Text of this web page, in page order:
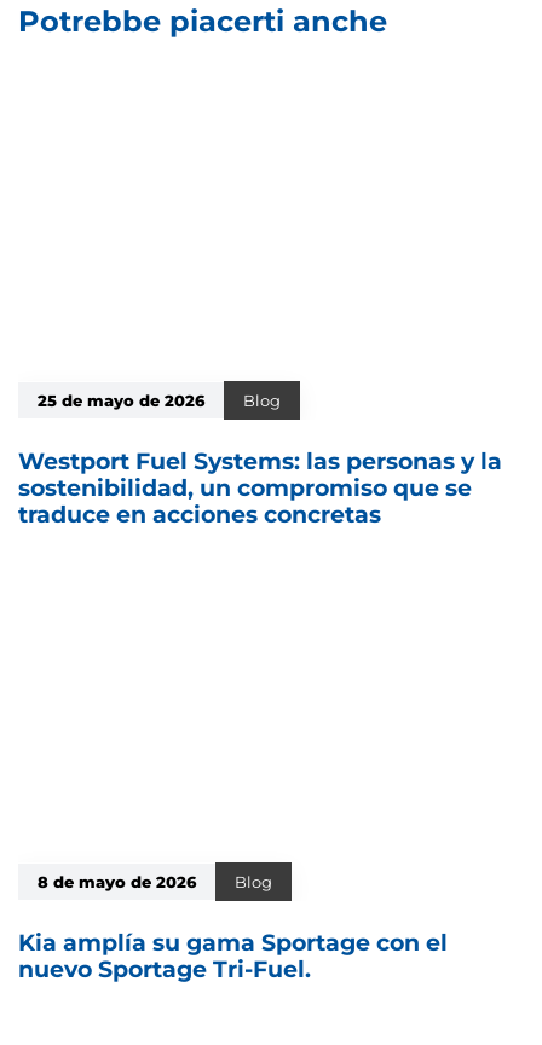
Potrebbe piacerti anche
25 de mayo de 2026 Blog
Westport Fuel Systems: las personas y la
sostenibilidad, un compromiso que se
traduce en acciones concretas
8 de mayo de 2026 Blog
Kia amplía su gama Sportage con el
nuevo Sportage Tri-Fuel.